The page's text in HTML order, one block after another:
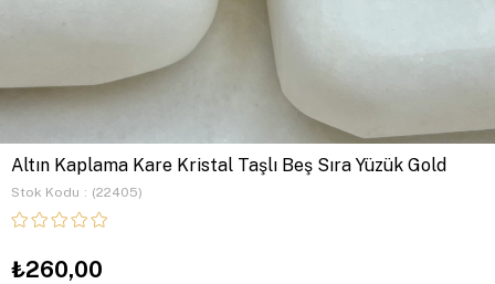
Altın Kaplama Kare Kristal Taşlı Beş Sıra Yüzük Gold
Stok Kodu (22405)
₺260,00